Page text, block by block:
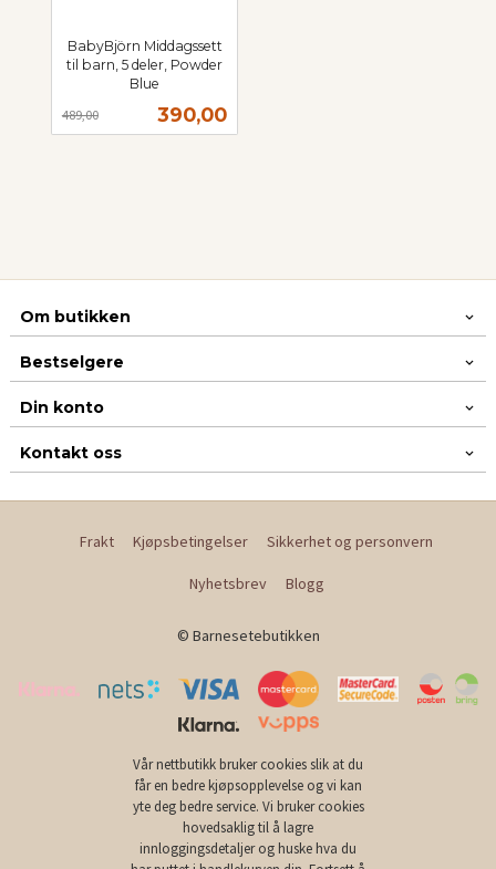
BabyBjörn Middagssett
til barn, 5 deler, Powder
Blue
Tilbud
390,00
489,00
mva.
Om butikken
Bestselgere
Din konto
Kontakt oss
Frakt Kjøpsbetingelser Sikkerhet og personvern
Nyhetsbrev Blogg
© Barnesetebutikken
Vår nettbutikk bruker cookies slik at du
får en bedre kjøpsopplevelse og vi kan
yte deg bedre service. Vi bruker cookies
hovedsaklig til å lagre
innloggingsdetaljer og huske hva du